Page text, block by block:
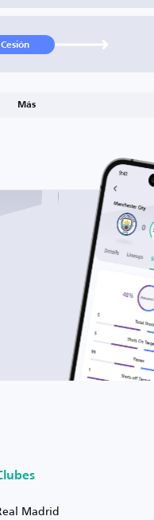
Cesión
Más
Madrid